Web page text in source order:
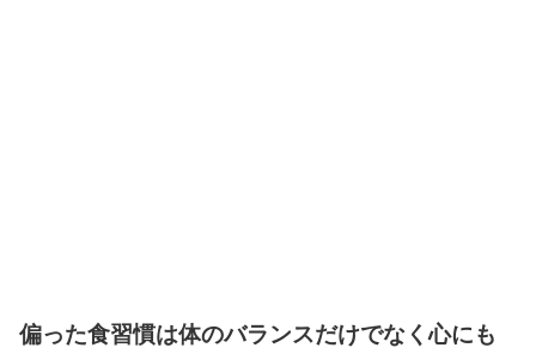
偏った食習慣は体のバランスだけでなく心にも